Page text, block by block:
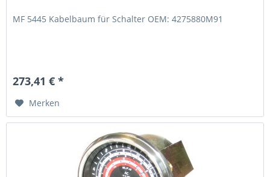
MF 5445 Kabelbaum für Schalter OEM: 4275880M91
273,41 € *
Merken